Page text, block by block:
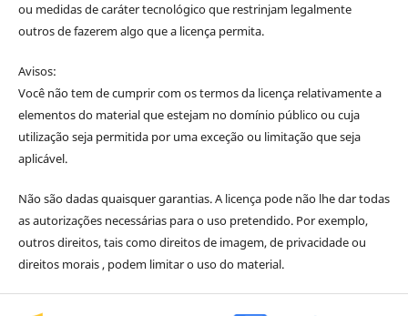
ou medidas de caráter tecnológico que restrinjam legalmente
outros de fazerem algo que a licença permita.
Avisos:
Você não tem de cumprir com os termos da licença relativamente a
elementos do material que estejam no domínio público ou cuja
utilização seja permitida por uma exceção ou limitação que seja
aplicável.
Não são dadas quaisquer garantias. A licença pode não lhe dar todas
as autorizações necessárias para o uso pretendido. Por exemplo,
outros direitos, tais como direitos de imagem, de privacidade ou
direitos morais , podem limitar o uso do material.